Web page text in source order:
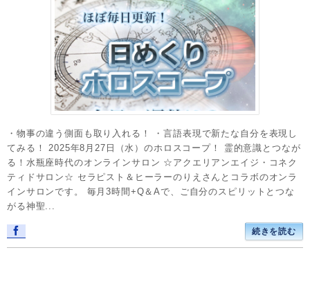
・物事の違う側面も取り入れる！ ・言語表現で新たな自分を表現し
てみる！ 2025年8月27日（水）のホロスコープ！ 霊的意識とつなが
る！水瓶座時代のオンラインサロン ☆アクエリアンエイジ・コネク
ティドサロン☆ セラピスト＆ヒーラーのりえさんとコラボのオンラ
インサロンです。 毎月3時間+Q＆Aで、ご自分のスピリットとつな
がる神聖...
続きを読む